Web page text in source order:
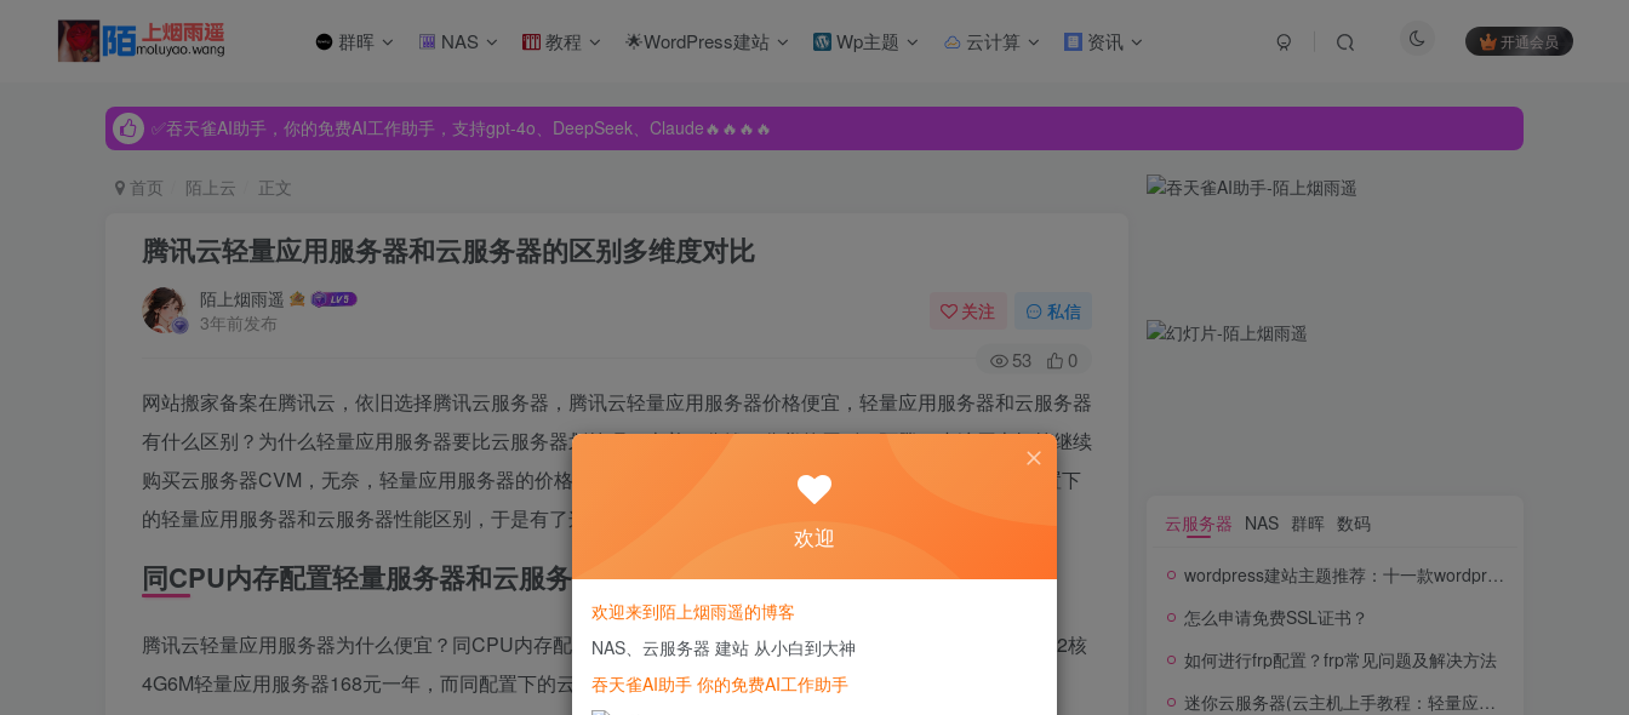
群晖 NAS 教程 🌟WordPress建站 Wp主题 云计算 资讯 开通会员
✅吞天雀AI助手，你的免费AI工作助手，支持gpt-4o、DeepSeek、Claude🔥🔥🔥🔥
✅吞天雀AI助手，你的免费AI工作助手，支持gpt-4o、DeepSeek、Claude🔥🔥🔥🔥
首页 陌上云 正文
腾讯云轻量应用服务器和云服务器的区别多维度对比
陌上烟雨遥
3年前发布
关注 私信
53 0
网站搬家备案在腾讯云，依旧选择腾讯云服务器，腾讯云轻量应用服务器价格便宜，轻量应用服务器和云服务器
有什么区别？为什么轻量应用服务器要比云服务器划算呢？本着一分钱一分货的原则，阿腾云小编原本打算继续
购买云服务器CVM，无奈，轻量应用服务器的价格确实很诱人，阿腾云小编马上去查了一下同CPU内存配置下
的轻量应用服务器和云服务器性能区别，于是有了这篇文章：
同CPU内存配置轻量服务器和云服务器性能区别
腾讯云轻量应用服务器为什么便宜？同CPU内存配置，比如当前的活动：腾讯云服务器官方特价秒杀活动，2核
4G6M轻量应用服务器168元一年，而同配置下的云服务器CVM价格为639.6元，并且还是3M的，如下图：
云服务器 NAS 群晖 数码
wordpress建站主题推荐：十一款wordpress经典主题推荐（wordpress好用的主题）
怎么申请免费SSL证书？
如何进行frp配置？frp常见问题及解决方法
迷你云服务器(云主机上手教程：轻量应用服务器体验)
欢迎
欢迎来到陌上烟雨遥的博客
NAS、云服务器 建站 从小白到大神
吞天雀AI助手 你的免费AI工作助手